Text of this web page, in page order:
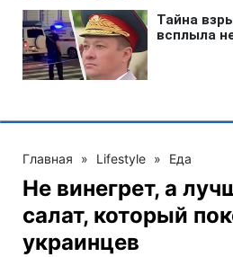
Главная » Lifestyle » Еда
Не винегрет, а
салат, который
украинцев